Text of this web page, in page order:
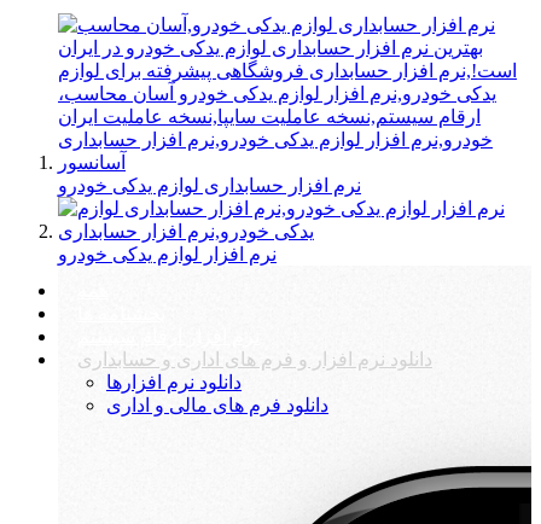
دانلود نرم افزار و فرم های اداری و حسابداری
دانلود نرم افزارها
دانلود فرم های مالی و اداری
نرم افزار حسابداری لوازم یدکی خودرو
نرم افزار لوازم یدکی خودرو